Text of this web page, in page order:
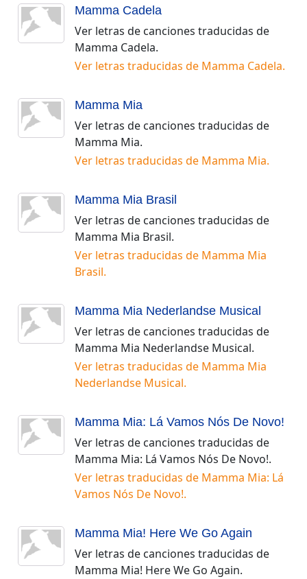
Mamma Cadela
Ver letras de canciones traducidas de
Mamma Cadela.
Ver letras traducidas de Mamma Cadela.
Mamma Mia
Ver letras de canciones traducidas de
Mamma Mia.
Ver letras traducidas de Mamma Mia.
Mamma Mia Brasil
Ver letras de canciones traducidas de
Mamma Mia Brasil.
Ver letras traducidas de Mamma Mia
Brasil.
Mamma Mia Nederlandse Musical
Ver letras de canciones traducidas de
Mamma Mia Nederlandse Musical.
Ver letras traducidas de Mamma Mia
Nederlandse Musical.
Mamma Mia: Lá Vamos Nós De Novo!
Ver letras de canciones traducidas de
Mamma Mia: Lá Vamos Nós De Novo!.
Ver letras traducidas de Mamma Mia: Lá
Vamos Nós De Novo!.
Mamma Mia! Here We Go Again
Ver letras de canciones traducidas de
Mamma Mia! Here We Go Again.